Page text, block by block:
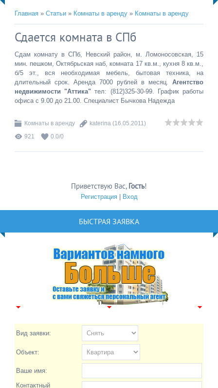
Главная » Статьи » Комнаты в аренду » Комнаты в аренду
Сдается комната в СПб
Сдам комнату в СПб, Невский район, м. Ломоносовская, 15
мин. пешком, Октябрьская наб, комната 17 кв.м., кухня 8 кв.м.,
б/5 эт., вся необходимая мебель, бытовая техника, на
длительный срок. Аренда 7000 рублей в месяц. Агентство
недвижимости "Аттика"тел: (812)325-30-99. График работы
офиса с 9.00 до 21.00. Специалист Бычкова Надежда
Комнаты в аренду katerina (16.05.2011)
921
0.0/0
Приветствую Вас, Гость!
Регистрация| Вход
БЫСТРАЯ ЗАЯВКА
Вид заявки:
Объект:
Ваше имя:
Контактный